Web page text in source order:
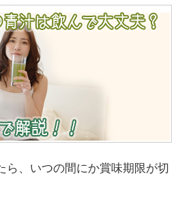
ら、いつの間にか賞味期限が切